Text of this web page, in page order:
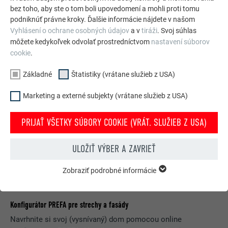
POZRIEŤ SI VIAC REFERENCIÍ
Konfigurátor PREFA pre strechy a fasády
Navrhnite si svoj (vysnívaný) dom pomocou online
bez toho, aby ste o tom boli upovedomení a mohli proti tomu
podniknúť právne kroky. Ďalšie informácie nájdete v našom
Vyhlásení o ochrane osobných údajova vtiráži. Svoj súhlas
môžete kedykoľvek odvolať prostredníctvom nastavení súborov
cookie.
Základné Štatistiky (vrátane služieb z USA)
Marketing a externé subjekty (vrátane služieb z USA)
PRIJAŤ VŠETKY SÚBORY COOKIE (VRÁT. SLUŽIEB Z USA)
ULOŽIŤ VÝBER A ZAVRIEŤ
Zabezpečujú jej riadne fungovanie.
Zobraziť podrobné informácie